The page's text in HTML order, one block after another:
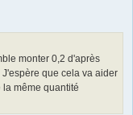
monter 0,2 d'après
que cela va aider
même quantité